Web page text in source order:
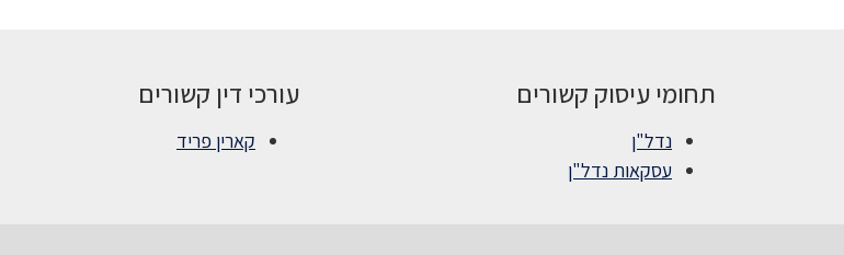
תחומי עיסוק קשורים
נדל"ן
עסקאות נדל"ן
עורכי דין קשורים
קארין פריד